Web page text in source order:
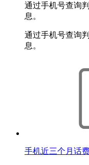
通过手机号查询
息。
通过手机号查询
息。
手机近三个月话